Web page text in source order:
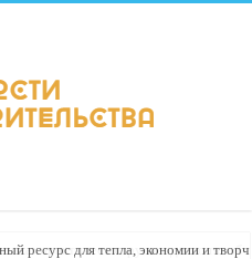
ресурс для тепла, экономии и